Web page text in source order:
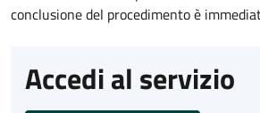
conclusione del procedimento è
Accedi al servizio